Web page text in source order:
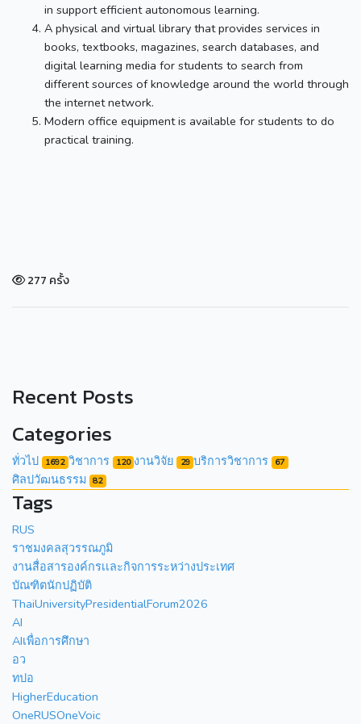
in support efficient autonomous learning.
A physical and virtual library that provides services in
books, textbooks, magazines, search databases, and
digital learning media for students to search from
different sources of knowledge around the world through
the internet network.
Modern office equipment is available for students to do
practical training.
277 ครั้ง
Recent Posts
Categories
ทั่วไป 1692 วิชาการ 120 งานวิจัย 29 บริการวิชาการ 67
ศิลปวัฒนธรรม 82
Tags
RUS
ราชมงคลสุวรรณภูมิ
งานสื่อสารองค์กรเเละกิจการระหว่างประเทศ
บัณฑิตนักปฏิบัติ
ThaiUniversityPresidentialForum2026
AI
AIเพื่อการศึกษา
อว
ทปอ
HigherEducation
OneRUSOneVoic